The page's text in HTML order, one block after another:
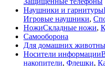
Наушники и гарнитуры
Игровые наушники,
НожиСкладные ножи,
Самооборона
Для домашних
Носители информации
накопители, Флешки,